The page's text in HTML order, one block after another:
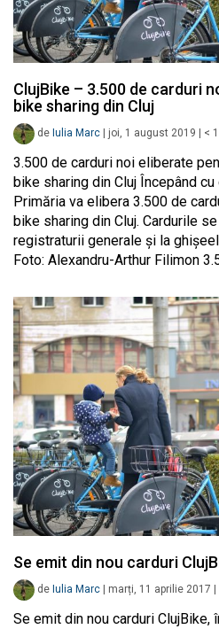
ClujBike – 3.500 de carduri
bike sharing din Cluj
de Iulia Marc joi, 1 august 2019 < 1
3.500 de carduri noi eliberate
bike sharing din Cluj Începând
Primăria va elibera 3.500 de
bike sharing din Cluj. Cardurile
registraturii generale și la
Foto: Alexandru-Arthur Filimon
Se emit din nou carduri
de Iulia Marc marți, 11 aprilie 2017
Se emit din nou carduri ClujBike,